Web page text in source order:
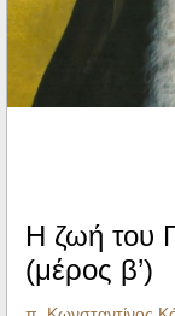
Ηχητικά
Η ζωή του
(μέρος β’)